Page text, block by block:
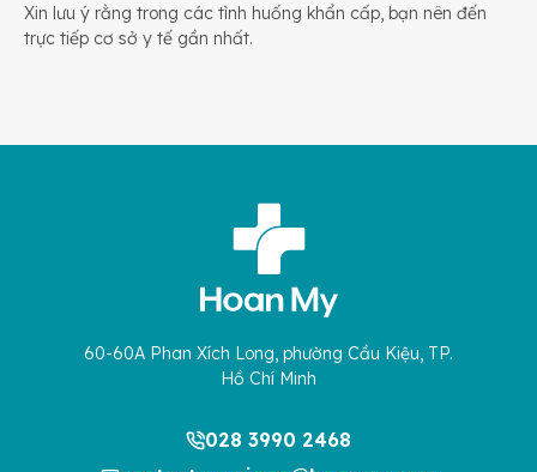
Xin lưu ý rằng trong các tình huống khẩn cấp, bạn nên đến
trực tiếp cơ sở y tế gần nhất.
60-60A Phan Xích Long, phường Cầu Kiệu, TP.
Hồ Chí Minh
028 3990 2468